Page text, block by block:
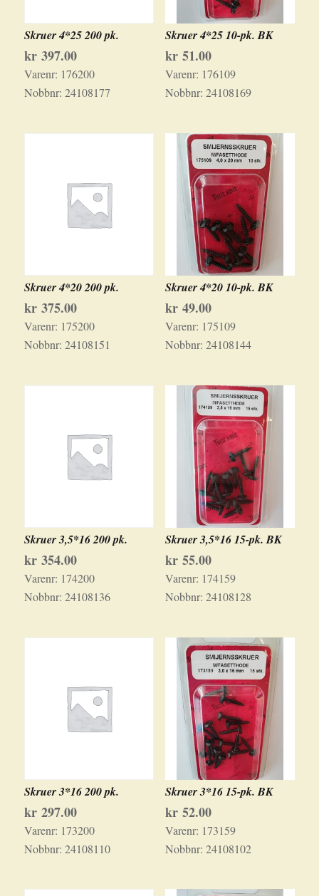
Skruer 4*25 200 pk.
kr397.00
Varenr: 176200
Nobbnr: 24108177
Skruer 4*25 10-pk. BK
kr51.00
Varenr: 176109
Nobbnr: 24108169
Skruer 4*20 200 pk.
kr375.00
Varenr: 175200
Nobbnr: 24108151
Skruer 4*20 10-pk. BK
kr49.00
Varenr: 175109
Nobbnr: 24108144
Skruer 3,5*16 200 pk.
kr354.00
Varenr: 174200
Nobbnr: 24108136
Skruer 3,5*16 15-pk. BK
kr55.00
Varenr: 174159
Nobbnr: 24108128
Skruer 3*16 200 pk.
kr297.00
Varenr: 173200
Nobbnr: 24108110
Skruer 3*16 15-pk. BK
kr52.00
Varenr: 173159
Nobbnr: 24108102